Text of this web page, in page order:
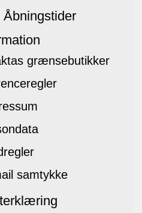
grænsebutikker
samtykke